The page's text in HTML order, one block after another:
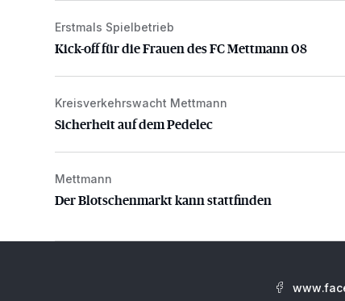
Kick-off für die Frauen des FC Mettmann 08
Erstmals Spielbetrieb
Kick-off für die Frauen des FC Mettmann 08
Sicherheit auf dem Pedelec
Kreisverkehrswacht Mettmann
Sicherheit auf dem Pedelec
Der Blotschenmarkt kann stattfinden
Mettmann
Der Blotschenmarkt kann stattfinden